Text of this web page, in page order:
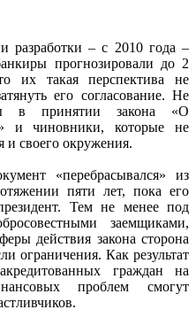
разработки – с 2010 года –
прогнозировали до 2
их такая перспектива не
его согласование. Не
в принятии закона «О
и чиновники, которые не
и своего окружения.
«перебрасывался» из
пяти лет, пока его
Тем не менее под
заемщиками,
действия закона сторона
ограничения. Как результат
граждан на
проблем смогут